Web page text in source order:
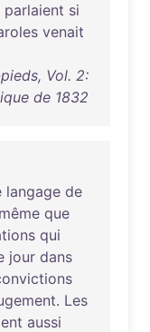
parlaient si
venait
Vol. 2:
de 1832
langage de
même que
qui
jour dans
. Les
aussi